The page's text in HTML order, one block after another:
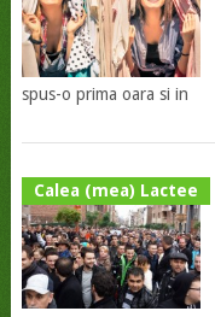
spus-o prima oara si in
Calea (mea) Lactee